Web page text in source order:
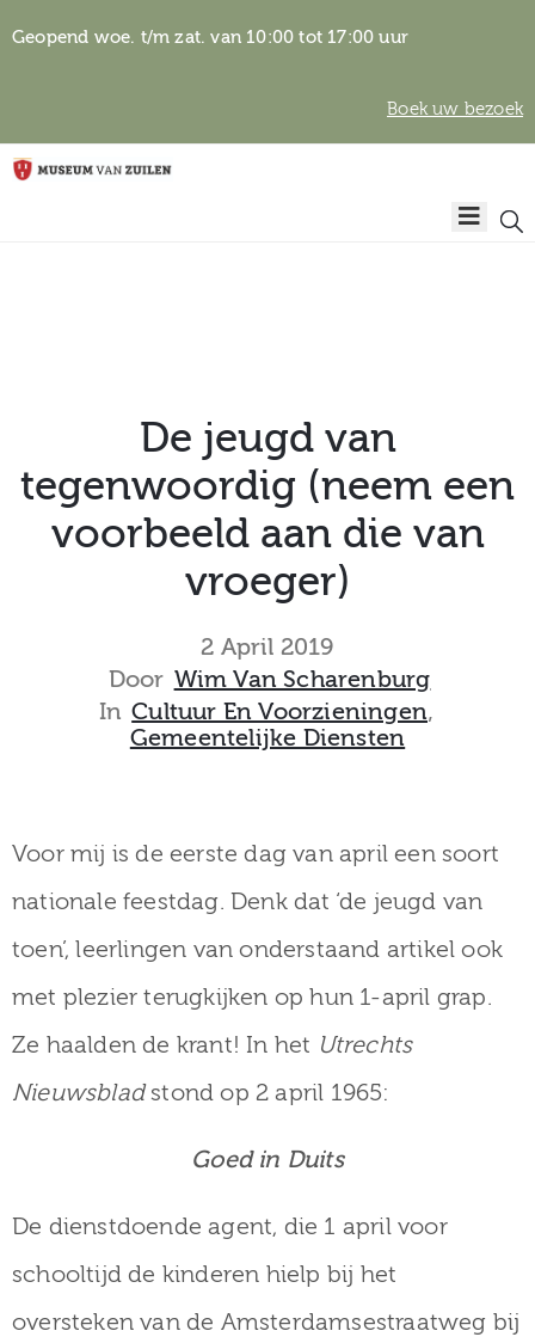
Geopend woe. t/m zat. van 10:00 tot 17:00 uur
Boek uw bezoek
Home
Over het
museum
Activiteiten
Collectie
De jeugd van
tegenwoordig (neem een
voorbeeld aan die van
vroeger)
2 April 2019
Door Wim Van Scharenburg
In Cultuur En Voorzieningen‚
Gemeentelijke Diensten
Voor mij is de eerste dag van april een soort
nationale feestdag. Denk dat ‘de jeugd van
toen’, leerlingen van onderstaand artikel ook
met plezier terugkijken op hun 1-april grap.
Ze haalden de krant! In het Utrechts
Nieuwsbladstond op 2 april 1965:
Goed in Duits
De dienstdoende agent, die 1 april voor
schooltijd de kinderen hielp bij het
oversteken van de Amsterdamsestraatweg bij
Algemene